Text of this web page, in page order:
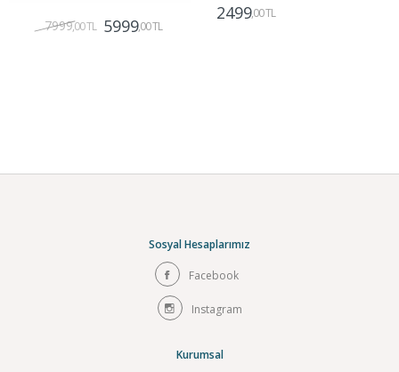
7999,00 TL 5999,00 TL
2499,00 TL
Sosyal Hesaplarımız
Facebook
Instagram
Kurumsal